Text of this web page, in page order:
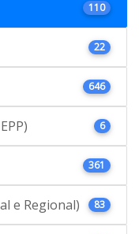
110
22
646
6
361
e Regional) 83